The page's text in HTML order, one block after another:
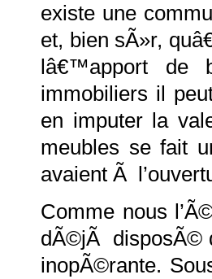
existe une
et, bien sÃ»r,
lâ€™apport de
immobiliers il
en imputer la
meubles se fait
avaient Ã
Comme nous
dÃ©jÃ disposÃ©
inopÃ©rante.